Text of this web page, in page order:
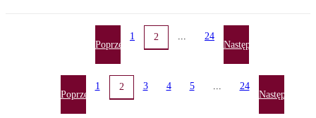
Poprzednia
1 2 ... 24
Następna
Poprzednia
1 2 3 4 5 ... 24
Następna